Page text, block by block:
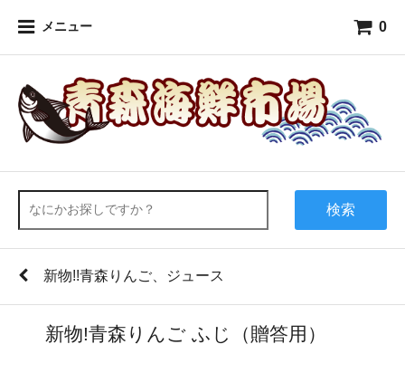
メニュー 0
検索
新物!!青森りんご、ジュース
新物!青森りんご ふじ（贈答用）